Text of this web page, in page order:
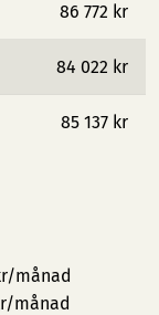
86 772 kr
84 022 kr
85 137 kr
månad
månad